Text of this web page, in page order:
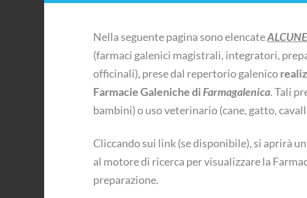
Nella seguente pagina sono elencateALCUNE
(farmaci galenici magistrali, integratori,
officinali), prese dal repertorio galenico
Farmacie Galeniche diFarmagalenica. Tali
bambini) o uso veterinario (cane, gatto,
Cliccando sui link (se disponibile), si aprirà
al motore di ricerca per visualizzare la
preparazione.